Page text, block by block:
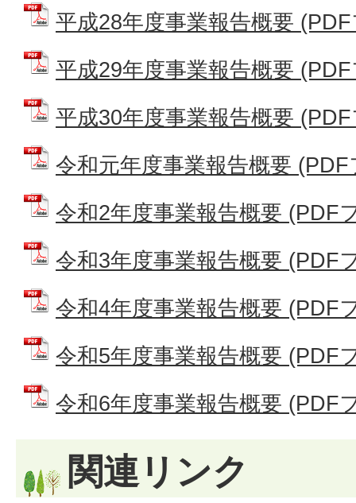
平成28年度事業報告概要
平成29年度事業報告概要
平成30年度事業報告概要
令和元年度事業報告概要
令和2年度事業報告概要 (PDF
令和3年度事業報告概要 (PDF
令和4年度事業報告概要 (PDF
令和5年度事業報告概要 (PDF
令和6年度事業報告概要 (PDF
関連リンク